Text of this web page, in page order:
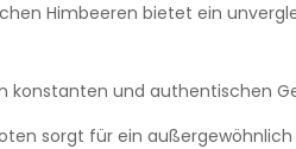
Himbeeren bietet ein
konstanten und authentischen
sorgt für ein